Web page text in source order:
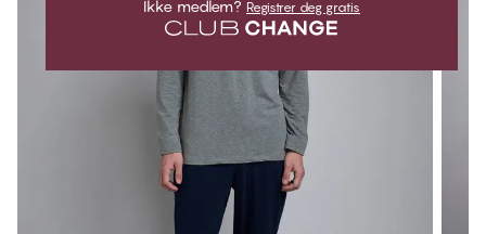
Ikke medlem? Registrer deg gratis